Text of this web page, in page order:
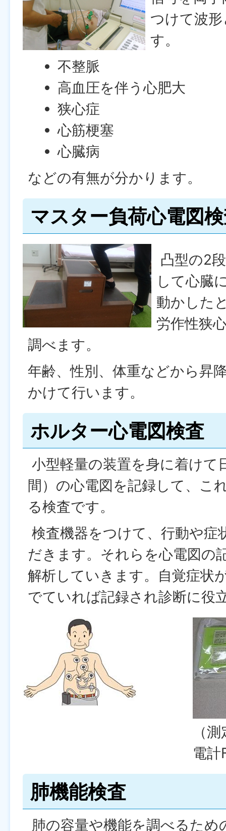
つけて波
す。
不整脈
高血圧を伴う心肥大
狭心症
心筋梗塞
心臓病
などの有無が分かります。
マスター負荷心電図
凸型の2
して心臓
動かした
労作性狭
調べます。
年齢、性別、体重などから昇
かけて行います。
ホルター心電図検査
小型軽量の装置を身に着けて
間）の心電図を記録して、こ
る検査です。
検査機器をつけて、行動や症
だきます。それらを心電図の
解析していきます。自覚症状
でていれば記録され診断に役
（
電計
肺機能検査
肺の容量や機能を調べるため